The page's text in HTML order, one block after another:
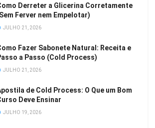
Derreter a Glicerina Corretamente
Ferver nem Empelotar)
JULHO 21, 2026
Fazer Sabonete Natural: Receita e
a Passo (Cold Process)
JULHO 21, 2026
de Cold Process: O Que um Bom
Deve Ensinar
JULHO 19, 2026